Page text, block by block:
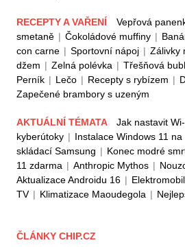
RECEPTY A VAŘENÍ Vepřová
smetaně | Čokoládové muffiny |
con carne | Sportovní nápoj | Zálivky
džem | Zelná polévka | Třešňová
Perník | Lečo | Recepty s rybízem |
Zapečené brambory s uzeným
AKTUÁLNÍ TÉMATA Jak nastavit
kyberútoky | Instalace Windows 11
skládací Samsung | Konec modré
11 zdarma | Anthropic Mythos |
Aktualizace Androidu 16 |
TV | Klimatizace Maoudegola |
ČLÁNKY CHIP.CZ